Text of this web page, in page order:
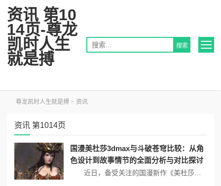
资讯 第10
14页-尊龙
凯时人生
就是搏
尊龙凯时人生就是搏 > 资讯
资讯 第1014页
国漫美杜莎3dmax与斗破苍穹比较：从角
色设计到故事情节的全面分析与对比探讨